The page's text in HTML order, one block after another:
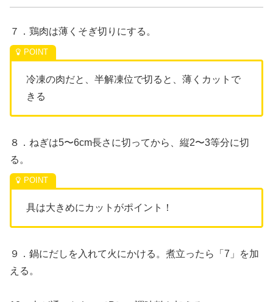
７．鶏肉は薄くそぎ切りにする。
冷凍の肉だと、半解凍位で切ると、薄くカットで
きる
８．ねぎは5〜6cm長さに切ってから、縦2〜3等分に切
る。
具は大きめにカットがポイント！
９．鍋にだしを入れて火にかける。煮立ったら「7」を加
える。